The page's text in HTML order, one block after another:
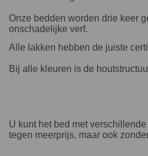
Onze bedden worden drie keer
onschadelijke verf.
Alle lakken hebben de juiste
Bij alle kleuren is de
U kunt het bed met
tegen meerprijs, maar ook